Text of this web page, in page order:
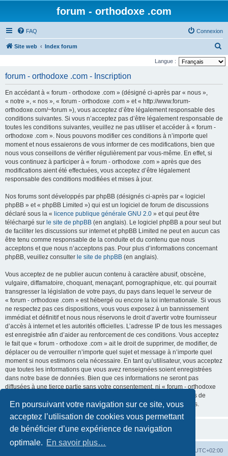
En poursuivant votre navigation sur ce site, vous
acceptez l’utilisation de cookies vous permettant
de bénéficier d’une expérience de navigation
optimale. En savoir plus…
forum - orthodoxe .com
FAQ Connexion
Site web Index forum
e
Langue :
forum - orthodoxe .com - Inscription
En accédant à « forum - orthodoxe .com » (désigné ci-après par « nous »,
« notre », « nos », « forum - orthodoxe .com » et « http://www.forum-
orthodoxe.com/~forum »), vous acceptez d’être légalement responsable des
conditions suivantes. Si vous n’acceptez pas d’être légalement responsable de
toutes les conditions suivantes, veuillez ne pas utiliser et accéder à « forum -
orthodoxe .com ». Nous pouvons modifier ces conditions à n’importe quel
moment et nous essaierons de vous informer de ces modifications, bien que
nous vous conseillons de vérifier régulièrement par vous-même. En effet, si
vous continuez à participer à « forum - orthodoxe .com » après que des
modifications aient été effectuées, vous acceptez d’être légalement
responsable des conditions modifiées et mises à jour.
Nos forums sont développés par phpBB (désignés ci-après par « logiciel
phpBB » et « phpBB Limited ») qui est un logiciel de forum de discussions
déclaré sous la « licence publique générale GNU 2.0 » et qui peut être
téléchargé sur le site de phpBB (en anglais). Le logiciel phpBB a pour seul but
de faciliter les discussions sur internet et phpBB Limited ne peut en aucun cas
être tenu comme responsable de la conduite et du contenu que nous
acceptons et que nous n’acceptons pas. Pour plus d’informations concernant
phpBB, veuillez consulter le site de phpBB (en anglais).
Vous acceptez de ne publier aucun contenu à caractère abusif, obscène,
vulgaire, diffamatoire, choquant, menaçant, pornographique, etc. qui pourrait
transgresser la législation de votre pays, du pays dans lequel le serveur de
« forum - orthodoxe .com » est hébergé ou encore la loi internationale. Si vous
ne respectez pas ces dispositions, vous vous exposez à un bannissement
immédiat et définitif et nous nous réservons le droit d’avertir votre fournisseur
d’accès à internet et les autorités officielles. L’adresse IP de tous les messages
est enregistrée afin d’aider au renforcement de ces conditions. Vous acceptez
le fait que « forum - orthodoxe .com » ait le droit de supprimer, de modifier, de
déplacer ou de verrouiller n’importe quel sujet et message à n’importe quel
moment si nous estimons cela nécessaire. En tant qu’utilisateur, vous acceptez
que toutes les informations que vous avez renseignées soient enregistrées
dans notre base de données. Bien que ces informations ne seront pas
diffusées à une tierce partie sans votre consentement, ni « forum - orthodoxe
.com », ni phpBB, ne pourront être tenus comme responsables en cas de
tentative de piratage informatique visant à compromettre vos données.
UTC+02:00